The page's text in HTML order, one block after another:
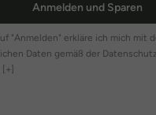
– weich, gemütlich und
Schnitte mit optimalem
Anmelden und Sparen
"Anmelden" erkläre ich mich mit
Daten gemäß der
[+]